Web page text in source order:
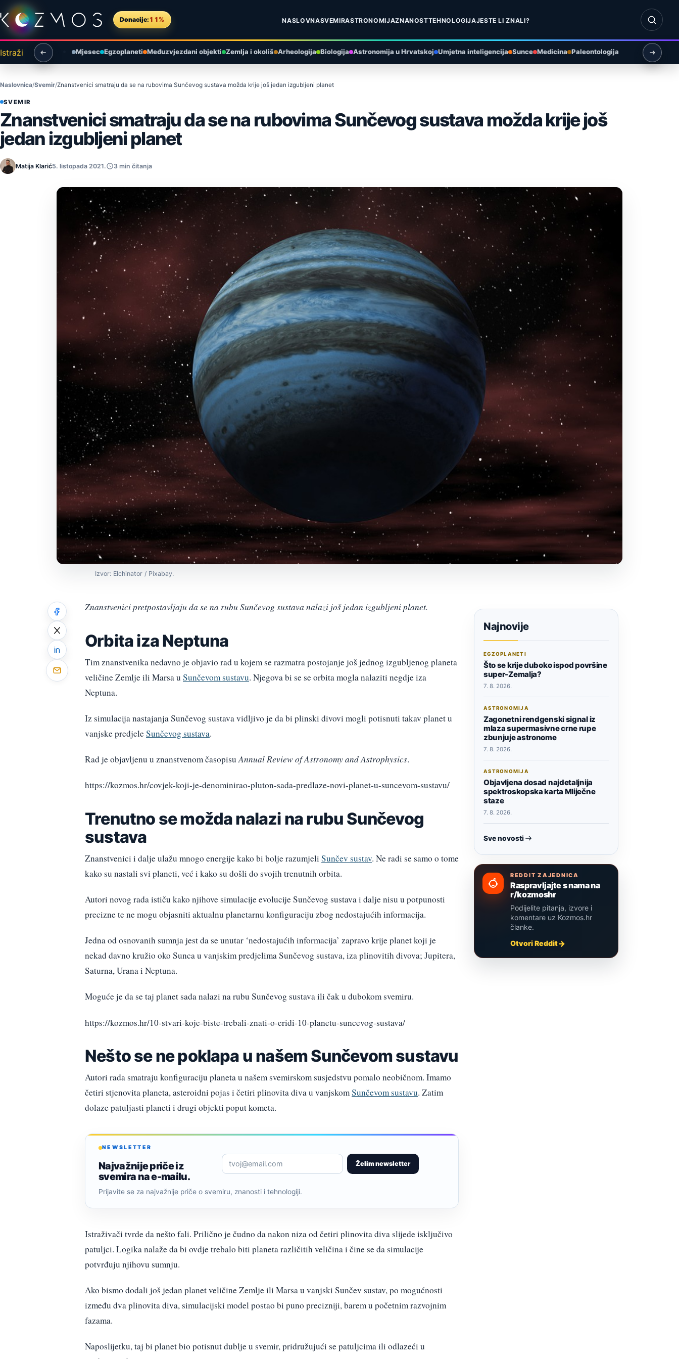
Preskoči na sadržaj
Donacije: 11% NASLOVNASVEMIRASTRONOMIJAZNANOSTTEHNOLOGIJAJESTE LI ZNALI?
Otvori
Istraži Mjesec Egzoplaneti Međuzvjezdani objekti Zemlja i okoliš Arheologija Biologija Astronomija u Hrvatskoj Umjetna inteligencija Sunce Medicina Paleontologija
Naslovnica Svemir Znanstvenici smatraju da se na rubovima Sunčevog sustava možda krije još jedan izgubljeni planet
SVEMIR
Znanstvenici smatraju da se na rubovima Sunčevog sustava možda krije još
jedan izgubljeni planet
Matija Klarić5. listopada 2021. 3 min čitanja
Izvor: Elchinator / Pixabay.
Znanstvenici pretpostavljaju da se na rubu Sunčevog sustava nalazi još jedan izgubljeni planet.
Orbita iza Neptuna
Tim znanstvenika nedavno je objavio rad u kojem se razmatra postojanje još jednog izgubljenog planeta
veličine Zemlje ili Marsa u Sunčevom sustavu. Njegova bi se se orbita mogla nalaziti negdje iza
Neptuna.
Iz simulacija nastajanja Sunčevog sustava vidljivo je da bi plinski divovi mogli potisnuti takav planet u
vanjske predjeleSunčevog sustava.
Rad je objavljenu u znanstvenom časopisuAnnual Review of Astronomy and Astrophysics.
https://kozmos.hr/covjek-koji-je-denominirao-pluton-sada-predlaze-novi-planet-u-suncevom-sustavu/
Trenutno se možda nalazi na rubu Sunčevog
sustava
Znanstvenici i dalje ulažu mnogo energije kako bi bolje razumjeli Sunčev sustav. Ne radi se samo o tome
kako su nastali svi planeti, već i kako su došli do svojih trenutnih orbita.
Autori novog rada ističu kako njihove simulacije evolucije Sunčevog sustava i dalje nisu u potpunosti
precizne te ne mogu objasniti aktualnu planetarnu konfiguraciju zbog nedostajućih informacija.
Jedna od osnovanih sumnja jest da se unutar ‘nedostajućih informacija’ zapravo krije planet koji je
nekad davno kružio oko Sunca u vanjskim predjelima Sunčevog sustava, iza plinovitih divova; Jupitera,
Saturna, Urana i Neptuna.
Moguće je da se taj planet sada nalazi na rubu Sunčevog sustava ili čak u dubokom svemiru.
https://kozmos.hr/10-stvari-koje-biste-trebali-znati-o-eridi-10-planetu-suncevog-sustava/
Nešto se ne poklapa u našem Sunčevom sustavu
Autori rada smatraju konfiguraciju planeta u našem svemirskom susjedstvu pomalo neobičnom. Imamo
četiri stjenovita planeta, asteroidni pojas i četiri plinovita diva u vanjskomSunčevom sustavu. Zatim
dolaze patuljasti planeti i drugi objekti poput kometa.
NEWSLETTER
Najvažnije priče iz
svemira na e-mailu.
Želim newsletter
Prijavite se za najvažnije priče o svemiru, znanosti i tehnologiji.
Istraživači tvrde da nešto fali. Prilično je čudno da nakon niza od četiri plinovita diva slijede isključivo
patuljci. Logika nalaže da bi ovdje trebalo biti planeta različitih veličina i čine se da simulacije
potvrđuju njihovu sumnju.
Ako bismo dodali još jedan planet veličine Zemlje ili Marsa u vanjski Sunčev sustav, po mogućnosti
između dva plinovita diva, simulacijski model postao bi puno precizniji, barem u početnim razvojnim
fazama.
Naposlijetku, taj bi planet bio potisnut dublje u svemir, pridružujući se patuljcima ili odlazeći u
Najnovije
EGZOPLANETI
Što se krije duboko ispod površine
super-Zemalja?
7. 8. 2026.
ASTRONOMIJA
Zagonetni rendgenski signal iz
mlaza supermasivne crne rupe
zbunjuje astronome
7. 8. 2026.
ASTRONOMIJA
Objavljena dosad najdetaljnija
spektroskopska karta Mliječne
staze
7. 8. 2026.
Sve novosti
REDDIT ZAJEDNICA
Raspravljajte s nama na
r/kozmoshr
Podijelite pitanja, izvore i
komentare uz Kozmos.hr
članke.
Otvori Reddit